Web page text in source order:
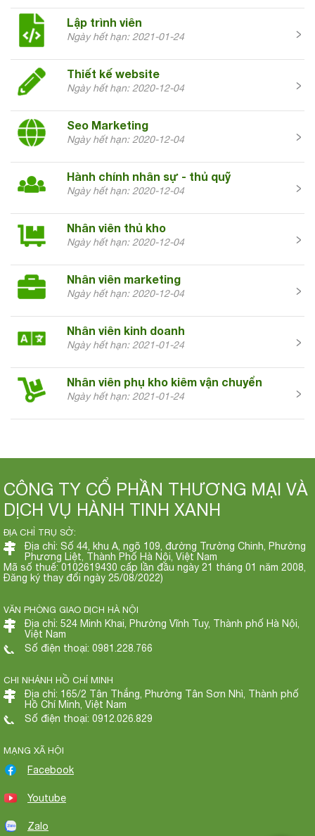
Lập trình viên
Ngày hết hạn: 2021-01-24
Thiết kế website
Ngày hết hạn: 2020-12-04
Seo Marketing
Ngày hết hạn: 2020-12-04
Hành chính nhân sự - thủ quỹ
Ngày hết hạn: 2020-12-04
Nhân viên thủ kho
Ngày hết hạn: 2020-12-04
Nhân viên marketing
Ngày hết hạn: 2020-12-04
Nhân viên kinh doanh
Ngày hết hạn: 2021-01-24
Nhân viên phụ kho kiêm vận chuyển
Ngày hết hạn: 2021-01-24
CÔNG TY CỔ PHẦN THƯƠNG MẠI VÀ
DỊCH VỤ HÀNH TINH XANH
ĐỊA CHỈ TRỤ SỞ:
Địa chỉ: Số 44, khu A, ngõ 109, đường Trường Chinh, Phường
Phương Liệt, Thành Phố Hà Nội, Việt Nam
Mã số thuế: 0102619430 cấp lần đầu ngày 21 tháng 01 năm 2008,
Đăng ký thay đổi ngày 25/08/2022)
VĂN PHÒNG GIAO DỊCH HÀ NỘI
Địa chỉ: 524 Minh Khai, Phường Vĩnh Tuy, Thành phố Hà Nội,
Việt Nam
Số điện thoại: 0981.228.766
CHI NHÁNH HỒ CHÍ MINH
Địa chỉ: 165/2 Tân Thắng, Phường Tân Sơn Nhì, Thành phố
Hồ Chí Minh, Việt Nam
Số điện thoại: 0912.026.829
MẠNG XÃ HỘI
Facebook
Youtube
Zalo